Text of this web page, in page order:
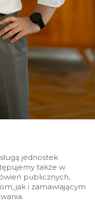
jednostek
także w
publicznych,
jak i zamawiającym